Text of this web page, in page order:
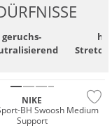
geruchs­
NIKE
BH Swoosh Medium
Support